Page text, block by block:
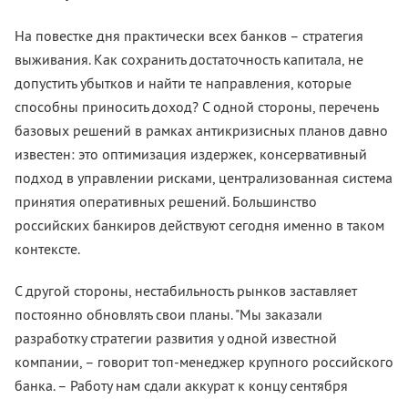
На повестке дня практически всех банков – стратегия
выживания. Как сохранить достаточность капитала, не
допустить убытков и найти те направления, которые
способны приносить доход? С одной стороны, перечень
базовых решений в рамках антикризисных планов давно
известен: это оптимизация издержек, консервативный
подход в управлении рисками, централизованная система
принятия оперативных решений. Большинство
российских банкиров действуют сегодня именно в таком
контексте.
С другой стороны, нестабильность рынков заставляет
постоянно обновлять свои планы. "Мы заказали
разработку стратегии развития у одной известной
компании, – говорит топ-менеджер крупного российского
банка. – Работу нам сдали аккурат к концу сентября